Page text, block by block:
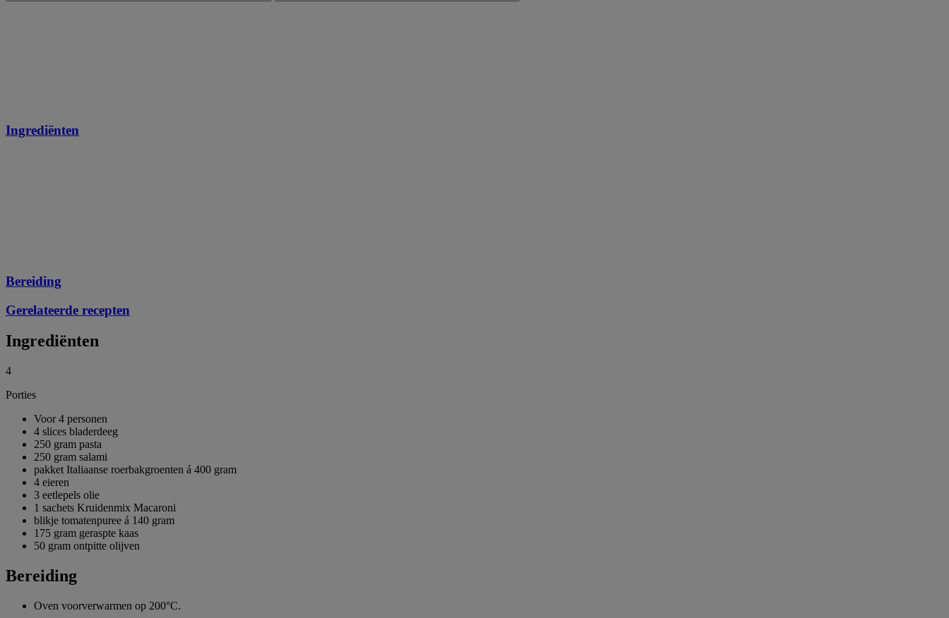
Ingrediënten
Bereiding
Gerelateerde recepten
Ingrediënten
4
Porties
Voor 4 personen
4 slices bladerdeeg
250 gram pasta
250 gram salami
pakket Italiaanse roerbakgroenten á 400 gram
4 eieren
3 eetlepels olie
1 sachets Kruidenmix Macaroni
blikje tomatenpuree á 140 gram
175 gram geraspte kaas
50 gram ontpitte olijven
Bereiding
Oven voorverwarmen op 200°C.